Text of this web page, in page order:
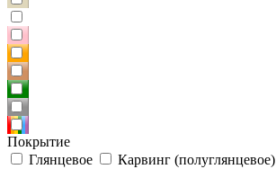
Покрытие
Глянцевое
Карвинг (полуглянцевое)